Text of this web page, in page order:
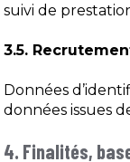
suivi de
3.5.
Données
données issues
4. Finalités,